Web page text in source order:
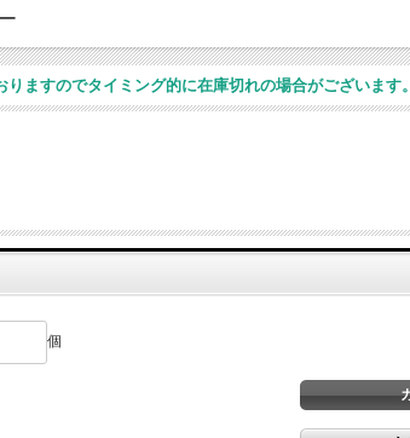
ますのでタイミング的に在庫切れの場合がございます。
個